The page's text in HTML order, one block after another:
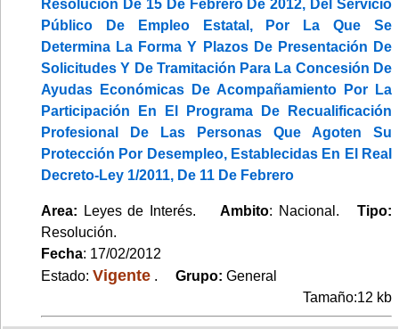
Resolución De 15 De Febrero De 2012, Del Servicio
Público De Empleo Estatal, Por La Que Se
Determina La Forma Y Plazos De Presentación De
Solicitudes Y De Tramitación Para La Concesión De
Ayudas Económicas De Acompañamiento Por La
Participación En El Programa De Recualificación
Profesional De Las Personas Que Agoten Su
Protección Por Desempleo, Establecidas En El Real
Decreto-Ley 1/2011, De 11 De Febrero
Area: Leyes de Interés.Ambito: Nacional.Tipo:
Resolución.
Fecha: 17/02/2012
Estado: Vigente . Grupo: General
Tamaño:12 kb